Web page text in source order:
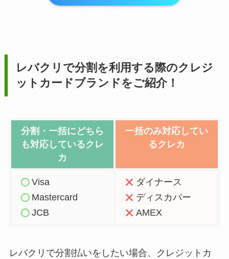
レバクリで分割を利用する際のクレジ
ットカードブランドをご紹介！
分割・一括にどちら
も対応しているクレ
カ
一括のみ対応してい
るクレカ
Visa
Mastercard
JCB
ダイナース
ディスカバー
AMEX
レバクリで分割払いをしたい場合、クレジットカ